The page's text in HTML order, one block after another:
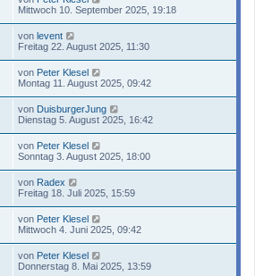
Mittwoch 10. September 2025, 19:18
von levent
Freitag 22. August 2025, 11:30
von Peter Klesel
Montag 11. August 2025, 09:42
von DuisburgerJung
Dienstag 5. August 2025, 16:42
von Peter Klesel
Sonntag 3. August 2025, 18:00
von Radex
Freitag 18. Juli 2025, 15:59
von Peter Klesel
Mittwoch 4. Juni 2025, 09:42
von Peter Klesel
Donnerstag 8. Mai 2025, 13:59